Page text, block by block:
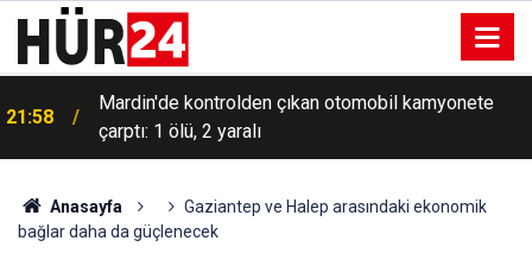
21:58
Mardin'de kontrolden çıkan otomobil kamyonete
çarptı: 1 ölü, 2 yaralı
Anasayfa
Gaziantep ve Halep arasındaki ekonomik
bağlar daha da güçlenecek